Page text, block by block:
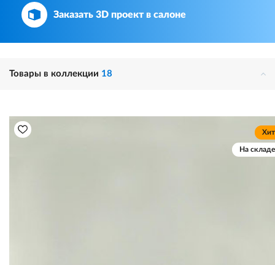
Заказать 3D проект в салоне
Товары в коллекции 18
Хит
На складе